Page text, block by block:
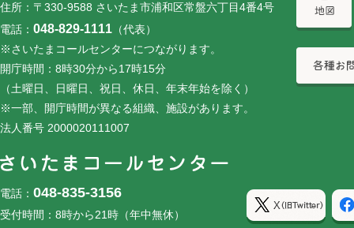
住所：〒330-9588 さいたま市浦和区常盤六丁目4番4号
電話： 048-829-1111 （代表）
※さいたまコールセンターにつながります。
開庁時間：8時30分から17時15分
（土曜日、日曜日、祝日、休日、年末年始を除く）
※一部、開庁時間が異なる組織、施設があります。
法人番号 2000020111007
電話： 048-835-3156
受付時間：8時から21時（年中無休）